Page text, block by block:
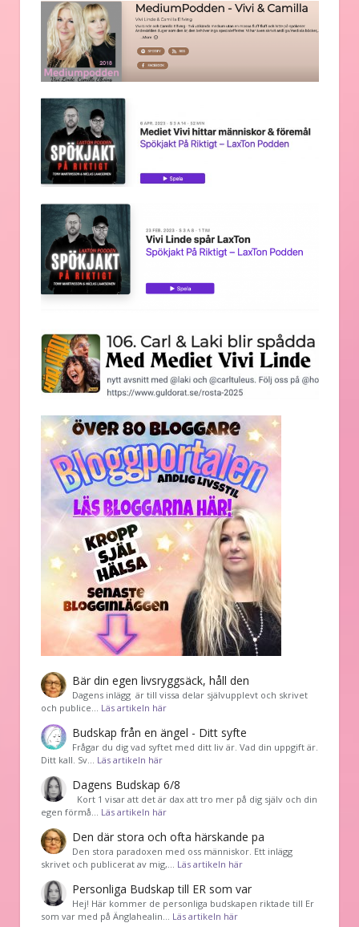
Bär din egen livsryggsäck, håll den
Dagens inlägg är till vissa delar självupplevt och skrivet
och publice… Läs artikeln här
Budskap från en ängel - Ditt syfte
Frågar du dig vad syftet med ditt liv är. Vad din uppgift är.
Ditt kall. Sv… Läs artikeln här
Dagens Budskap 6/8
Kort 1 visar att det är dax att tro mer på dig själv och din
egen förmå… Läs artikeln här
Den där stora och ofta härskande pa
Den stora paradoxen med oss människor. Ett inlägg
skrivet och publicerat av mig,… Läs artikeln här
Personliga Budskap till ER som var
Hej! Här kommer de personliga budskapen riktade till Er
som var med på Änglahealin… Läs artikeln här